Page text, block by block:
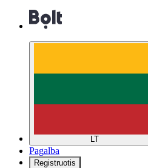
LT
Pagalba
Registruotis